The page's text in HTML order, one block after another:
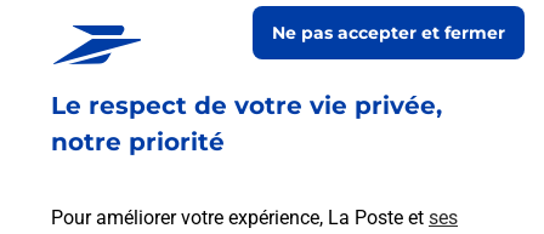
Le respect de votre vie privée,
notre priorité
Pour améliorer votre expérience, La Poste et ses
Ne pas accepter et fermer
ALIMENTATION GMA
jusqu'à 23h59
28 AVENUE DE L URSUYA
64100 BAYONNE